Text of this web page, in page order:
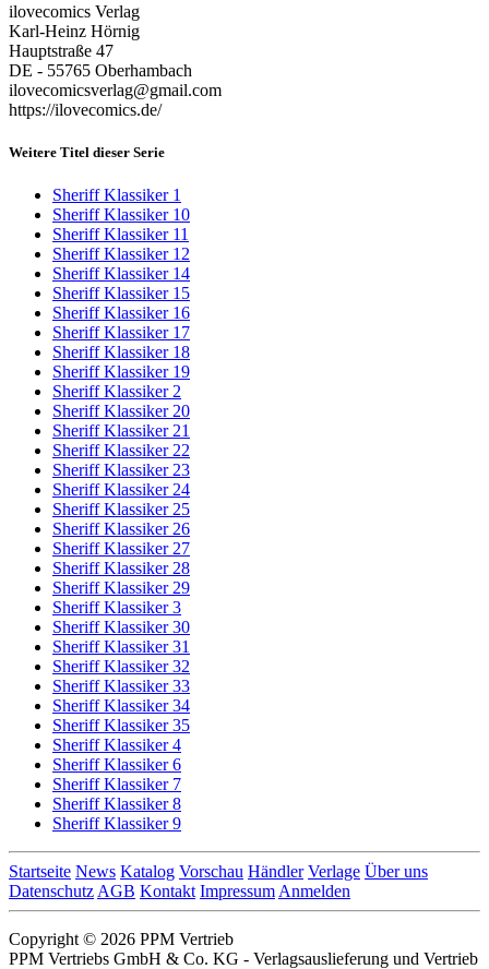
ilovecomics Verlag
Karl-Heinz Hörnig
Hauptstraße 47
DE - 55765 Oberhambach
ilovecomicsverlag@gmail.com
https://ilovecomics.de/
Weitere Titel dieser Serie
Sheriff Klassiker 1
Sheriff Klassiker 10
Sheriff Klassiker 11
Sheriff Klassiker 12
Sheriff Klassiker 14
Sheriff Klassiker 15
Sheriff Klassiker 16
Sheriff Klassiker 17
Sheriff Klassiker 18
Sheriff Klassiker 19
Sheriff Klassiker 2
Sheriff Klassiker 20
Sheriff Klassiker 21
Sheriff Klassiker 22
Sheriff Klassiker 23
Sheriff Klassiker 24
Sheriff Klassiker 25
Sheriff Klassiker 26
Sheriff Klassiker 27
Sheriff Klassiker 28
Sheriff Klassiker 29
Sheriff Klassiker 3
Sheriff Klassiker 30
Sheriff Klassiker 31
Sheriff Klassiker 32
Sheriff Klassiker 33
Sheriff Klassiker 34
Sheriff Klassiker 35
Sheriff Klassiker 4
Sheriff Klassiker 6
Sheriff Klassiker 7
Sheriff Klassiker 8
Sheriff Klassiker 9
Startseite News Katalog Vorschau Händler Verlage Über uns
Datenschutz AGB Kontakt Impressum Anmelden
Copyright © 2026 PPM Vertrieb
PPM Vertriebs GmbH & Co. KG - Verlagsauslieferung und Vertrieb